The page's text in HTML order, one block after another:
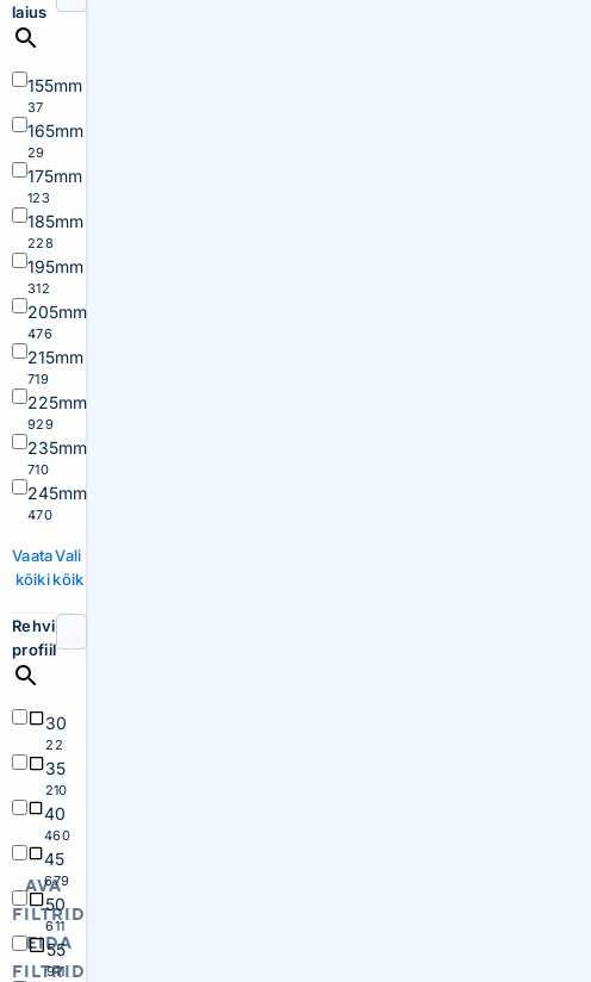
AVA
FILTRID
PEIDA
FILTRID
laius
155mm
37
165mm
29
175mm
123
185mm
228
195mm
312
205mm
476
215mm
719
225mm
929
235mm
710
245mm
470
Vaata
kõiki
Vali
kõik
Rehvi
profiil
30
22
35
210
40
460
45
679
50
611
55
911